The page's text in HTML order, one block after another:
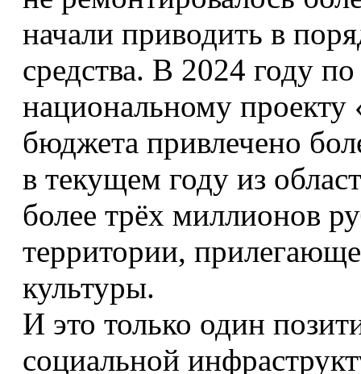
начали приводить в
средства. В 2024 году
национальному проекту
бюджета привлечено
в текущем году из
более трёх миллионов
территории,
культуры.
И это только один
социальной